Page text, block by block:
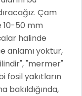
Çam
10-50 mm
halinde
anlamı yoktur,
"mermer"
fosil yakıtların
bakıldığında,